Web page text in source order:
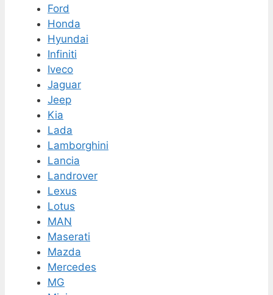
Ford
Honda
Hyundai
Infiniti
Iveco
Jaguar
Jeep
Kia
Lada
Lamborghini
Lancia
Landrover
Lexus
Lotus
MAN
Maserati
Mazda
Mercedes
MG